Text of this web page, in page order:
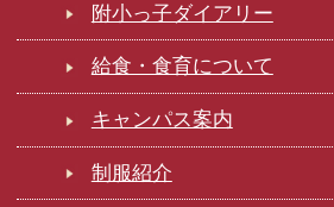
附小っ子ダイアリー
給食・食育について
キャンパス案内
制服紹介